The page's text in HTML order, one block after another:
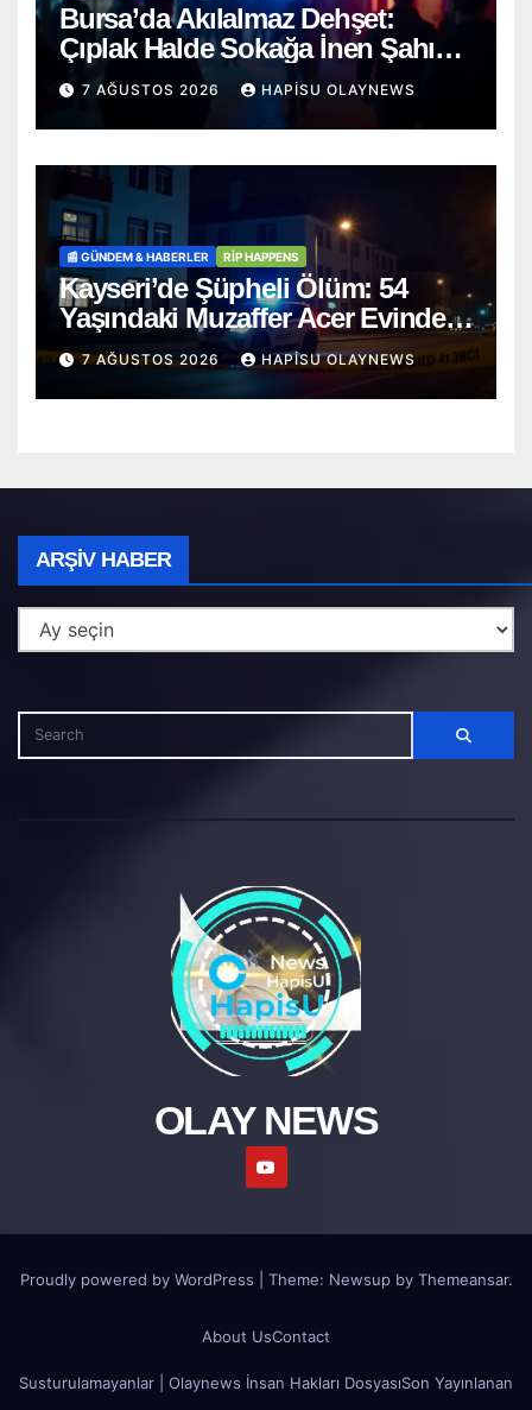
Bursa’da Akılalmaz Dehşet:
Çıplak Halde Sokağa İnen Şahıs
Terör Estirdi!
7 AĞUSTOS 2026 HAPISU OLAYNEWS
📰 GÜNDEM & HABERLER RİP HAPPENS
Kayseri’de Şüpheli Ölüm: 54
Yaşındaki Muzaffer Acer Evinde
Cansız Bulundu
7 AĞUSTOS 2026 HAPISU OLAYNEWS
ARŞIV HABER
Haber
OLAY NEWS
Proudly powered by WordPress Theme: Newsup by Themeansar.
About UsContact
Susturulamayanlar | Olaynews İnsan Hakları DosyasıSon Yayınlanan